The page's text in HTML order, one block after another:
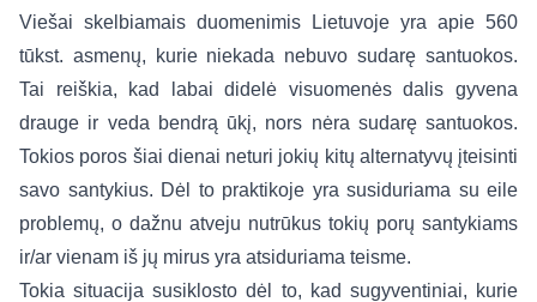
Viešai skelbiamais duomenimis Lietuvoje yra apie 560
tūkst. asmenų, kurie niekada nebuvo sudarę santuokos.
Tai reiškia, kad labai didelė visuomenės dalis gyvena
drauge ir veda bendrą ūkį, nors nėra sudarę santuokos.
Tokios poros šiai dienai neturi jokių kitų alternatyvų įteisinti
savo santykius. Dėl to praktikoje yra susiduriama su eile
problemų, o dažnu atveju nutrūkus tokių porų santykiams
ir/ar vienam iš jų mirus yra atsiduriama teisme.
Tokia situacija susiklosto dėl to, kad sugyventiniai, kurie